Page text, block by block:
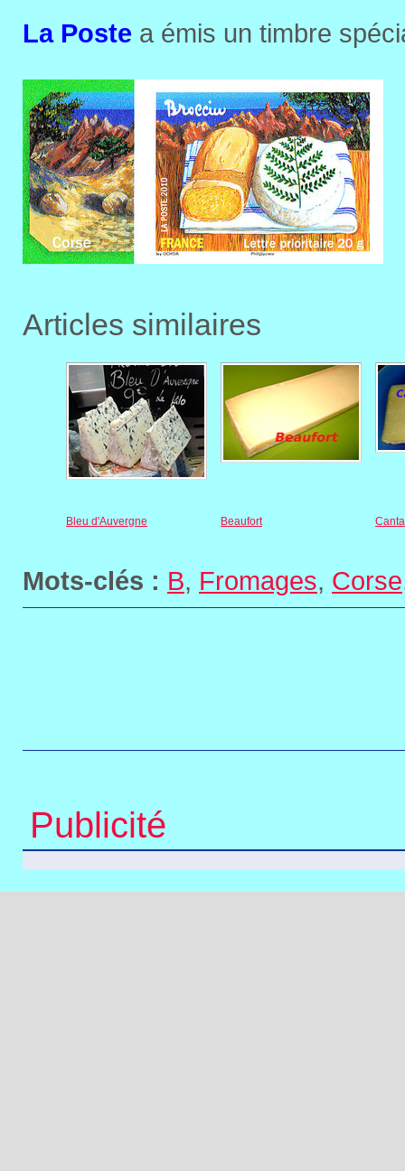
La Poste a émis un timbre
Articles similaires
Bleu d'Auvergne Beaufort
Mots-clés : B, Fromages, Corse
Publicité